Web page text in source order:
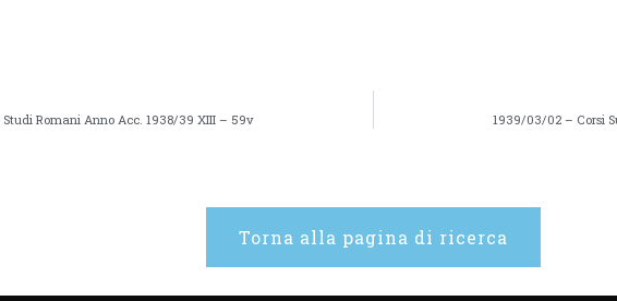
Romani Anno Acc. 1938/39 XIII – 59v 1939/03/02 – Corsi
Torna alla pagina di ricerca